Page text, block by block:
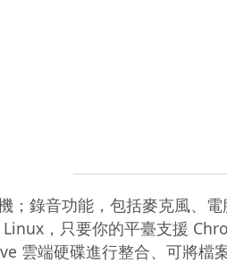
錄音功能，包括麥克風、電
，只要你的平臺支援
雲端硬碟進行整合、可將檔案